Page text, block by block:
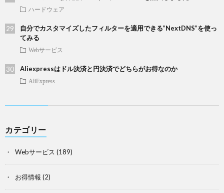
ハードウェア
自分でカスタマイズしたフィルターを適用できる”NextDNS”を使っ
てみる
Webサービス
Aliexpressはドル決済と円決済でどちらがお得なのか
AliExpress
カテゴリー
Webサービス (189)
お得情報 (2)